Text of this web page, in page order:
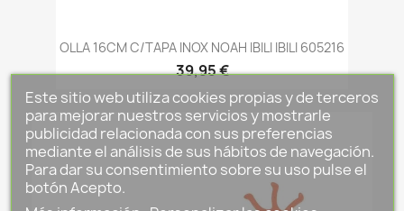
OLLA 16CM C/TAPA INOX NOAH IBILI IBILI 605216
39,95 €
Este sitio web utiliza cookies propias y de terceros
para mejorar nuestros servicios y mostrarle
publicidad relacionada con sus preferencias
mediante el análisis de sus hábitos de navegación.
Para dar su consentimiento sobre su uso pulse el
botón Acepto.